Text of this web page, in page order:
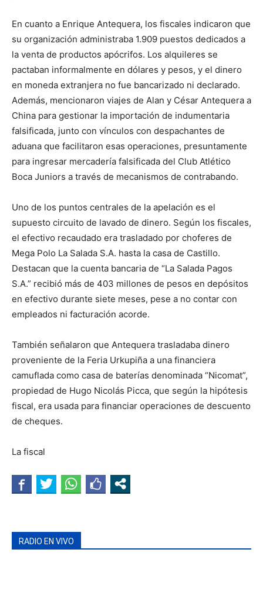
En cuanto a Enrique Antequera, los fiscales indicaron que
su organización administraba 1.909 puestos dedicados a
la venta de productos apócrifos. Los alquileres se
pactaban informalmente en dólares y pesos, y el dinero
en moneda extranjera no fue bancarizado ni declarado.
Además, mencionaron viajes de Alan y César Antequera a
China para gestionar la importación de indumentaria
falsificada, junto con vínculos con despachantes de
aduana que facilitaron esas operaciones, presuntamente
para ingresar mercadería falsificada del Club Atlético
Boca Juniors a través de mecanismos de contrabando.
Uno de los puntos centrales de la apelación es el
supuesto circuito de lavado de dinero. Según los fiscales,
el efectivo recaudado era trasladado por choferes de
Mega Polo La Salada S.A. hasta la casa de Castillo.
Destacan que la cuenta bancaria de “La Salada Pagos
S.A.” recibió más de 403 millones de pesos en depósitos
en efectivo durante siete meses, pese a no contar con
empleados ni facturación acorde.
También señalaron que Antequera trasladaba dinero
proveniente de la Feria Urkupiña a una financiera
camuflada como casa de baterías denominada “Nicomat”,
propiedad de Hugo Nicolás Picca, que según la hipótesis
fiscal, era usada para financiar operaciones de descuento
de cheques.
La fiscal
RADIO EN VIVO